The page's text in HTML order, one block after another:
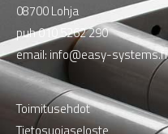
08700 Lohja
puh010 5262 290
email: info@easy-systems.fi
Toimitusehdot